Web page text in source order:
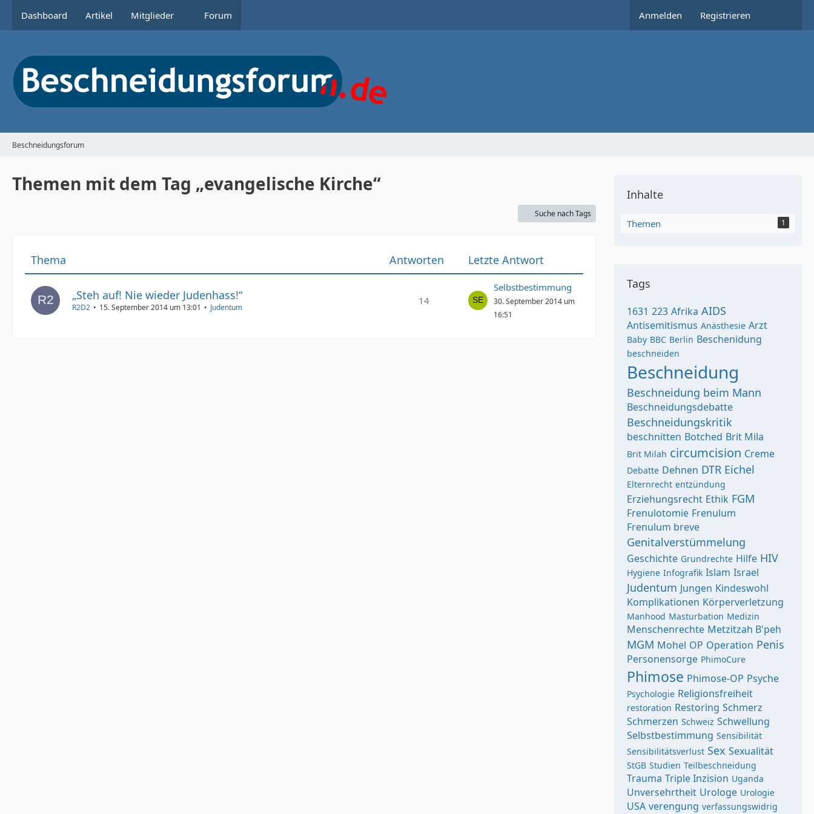
Dashboard Artikel Mitglieder Forum Anmelden Registrieren
Beschneidungsforum
Themen mit dem Tag „evangelische Kirche“
Suche nach Tags
Thema Antworten Letzte Antwort
„Steh auf! Nie wieder Judenhass!“
R2D2 15. September 2014 um 13:01 Judentum
14
Selbstbestimmung
30. September 2014 um
16:51
Inhalte
Themen 1
Tags
1631 223 Afrika AIDS
Antisemitismus Anästhesie Arzt
Baby BBC Berlin Beschenidung
beschneiden
Beschneidung
Beschneidung beim Mann
Beschneidungsdebatte
Beschneidungskritik
beschnitten Botched Brit Mila
Brit Milah circumcision Creme
Debatte Dehnen DTR Eichel
Elternrecht entzündung
Erziehungsrecht Ethik FGM
Frenulotomie Frenulum
Frenulum breve
Genitalverstümmelung
Geschichte Grundrechte Hilfe HIV
Hygiene Infografik Islam Israel
Judentum Jungen Kindeswohl
Komplikationen Körperverletzung
Manhood Masturbation Medizin
Menschenrechte Metzitzah B'peh
MGM Mohel OP Operation Penis
Personensorge PhimoCure
Phimose Phimose-OP Psyche
Psychologie Religionsfreiheit
restoration Restoring Schmerz
Schmerzen Schweiz Schwellung
Selbstbestimmung Sensibilität
Sensibilitätsverlust Sex Sexualität
StGB Studien Teilbeschneidung
Trauma Triple Inzision Uganda
Unversehrtheit Urologe Urologie
USA verengung verfassungswidrig